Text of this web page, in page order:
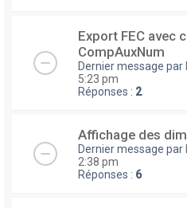
Export FEC avec
CompAuxNum
Dernier message par
5:23 pm
Réponses : 2
Affichage des
Dernier message par
2:38 pm
Réponses : 6